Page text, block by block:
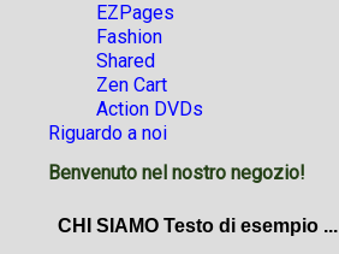
EZPages
Fashion
Shared
Zen Cart
Action DVDs
Riguardo a noi
Benvenuto nel nostro negozio!
CHI SIAMO Testo di esempio ...